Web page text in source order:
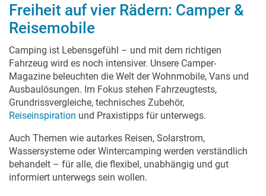
Freiheit auf vier Rädern: Camper &
Reisemobile
Camping ist Lebensgefühl – und mit dem richtigen
Fahrzeug wird es noch intensiver. Unsere Camper-
Magazine beleuchten die Welt der Wohnmobile, Vans und
Ausbaulösungen. Im Fokus stehen Fahrzeugtests,
Grundrissvergleiche, technisches Zubehör,
Reiseinspiration und Praxistipps für unterwegs.
Auch Themen wie autarkes Reisen, Solarstrom,
Wassersysteme oder Wintercamping werden verständlich
behandelt – für alle, die flexibel, unabhängig und gut
informiert unterwegs sein wollen.